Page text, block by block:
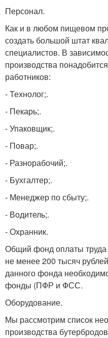
Персонал.
Как и в любом пищевом
создать большой штат
специалистов. В
производства
работников:
- Технолог;.
- Пекарь;.
- Упаковщик;.
- Повар;.
- Разнорабочий;.
- Бухгалтер;.
- Менеджер по сбыту;.
- Водитель;.
- Охранник.
Общий фонд оплаты труда
не менее 200 тысяч
данного фонда
фонды (ПФР и ФСС.
Оборудование.
Мы рассмотрим список
производства